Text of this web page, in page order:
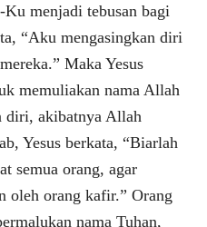
menjadi tebusan bagi
“Aku mengasingkan diri
Maka Yesus
memuliakan nama Allah
diri, akibatnya Allah
Yesus berkata, “Biarlah
semua orang, agar
oleh orang kafir.” Orang
nama Tuhan,